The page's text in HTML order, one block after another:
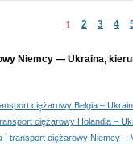
1 2 3 4
Niemcy — Ukraina,
ciężarowy Belgia –
ciężarowy Holandia –
|
transport ciężarowy Niemcy –